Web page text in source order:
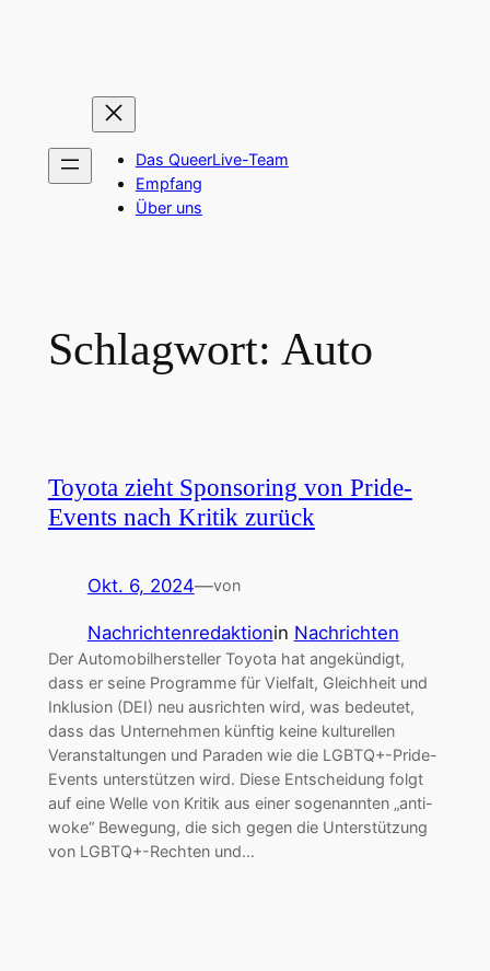
Das QueerLive-Team
Empfang
Über uns
Schlagwort: Auto
Toyota zieht Sponsoring von Pride-
Events nach Kritik zurück
Okt. 6, 2024—von
Nachrichtenredaktionin Nachrichten
Der Automobilhersteller Toyota hat angekündigt,
dass er seine Programme für Vielfalt, Gleichheit und
Inklusion (DEI) neu ausrichten wird, was bedeutet,
dass das Unternehmen künftig keine kulturellen
Veranstaltungen und Paraden wie die LGBTQ+-Pride-
Events unterstützen wird. Diese Entscheidung folgt
auf eine Welle von Kritik aus einer sogenannten „anti-
woke“ Bewegung, die sich gegen die Unterstützung
von LGBTQ+-Rechten und…